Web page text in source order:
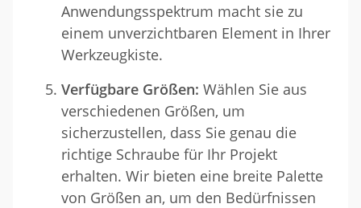
Anwendungsspektrum macht sie zu
einem unverzichtbaren Element in Ihrer
Werkzeugkiste.
Verfügbare Größen: Wählen Sie aus
verschiedenen Größen, um
sicherzustellen, dass Sie genau die
richtige Schraube für Ihr Projekt
erhalten. Wir bieten eine breite Palette
von Größen an, um den Bedürfnissen